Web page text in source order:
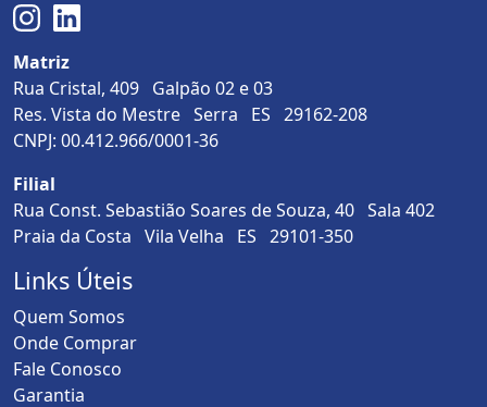
Matriz
Rua Cristal, 409 Galpão 02 e 03
Res. Vista do Mestre Serra ES 29162-208
CNPJ: 00.412.966/0001-36
Filial
Rua Const. Sebastião Soares de Souza, 40 Sala 402
Praia da Costa Vila Velha ES 29101-350
Links Úteis
Quem Somos
Onde Comprar
Fale Conosco
Garantia